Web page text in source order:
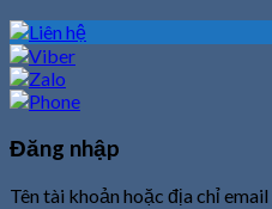
Đăng nhập
Tên tài khoản hoặc địa chỉ email